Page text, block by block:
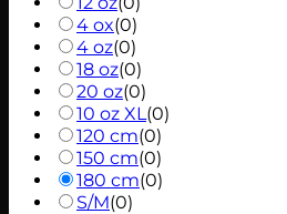
4 ox(0)
4 oz(0)
18 oz(0)
20 oz(0)
10 oz XL(0)
120 cm(0)
150 cm(0)
180 cm(0)
S/M(0)